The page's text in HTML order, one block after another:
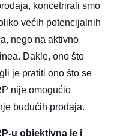
koncetrirali smo
većih potencijalnih
nego na aktivno
Dakle, ono što
je pratiti ono što se
nije omogućio
budućih prodaja.
u objektivna je i